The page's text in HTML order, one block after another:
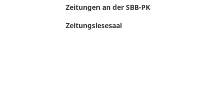
Zeitungen an der SBB-PK
Zeitungslesesaal